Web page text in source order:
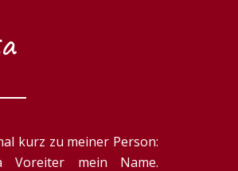
kurz zu meiner Person:
Voreiter mein Name.